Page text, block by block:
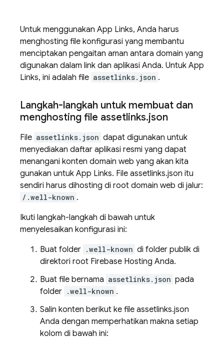
Untuk menggunakan App Links, Anda harus
menghosting file konfigurasi yang membantu
menciptakan pengaitan aman antara domain yang
digunakan dalam link dan aplikasi Anda. Untuk App
Links, ini adalah file assetlinks.json .
Langkah-langkah untuk membuat dan
menghosting file assetlinks.json
File assetlinks.json dapat digunakan untuk
menyediakan daftar aplikasi resmi yang dapat
menangani konten domain web yang akan kita
gunakan untuk App Links. File assetlinks.json itu
sendiri harus dihosting di root domain web di jalur:
/.well-known .
Ikuti langkah-langkah di bawah untuk
menyelesaikan konfigurasi ini:
Buat folder .well-known di folder publik di
direktori root Firebase Hosting Anda.
Buat file bernama assetlinks.json pada
folder .well-known .
Salin konten berikut ke file assetlinks.json
Anda dengan memperhatikan makna setiap
kolom di bawah ini: